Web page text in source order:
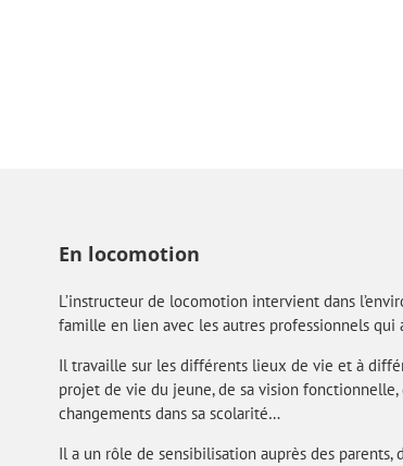
En locomotion
L’instructeur de locomotion intervient dans
famille en lien avec les autres professionnels qui
Il travaille sur les différents lieux de vie et à
projet de vie du jeune, de sa vision fonctionnelle,
changements dans sa scolarité…
Il a un rôle de sensibilisation auprès des parents,